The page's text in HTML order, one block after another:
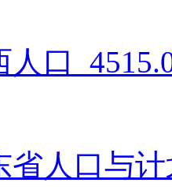
人口
省人口与